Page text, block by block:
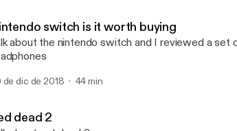
switch is it worth buying
about the nintendo switch and I reviewed a set
de dic de 2018 44 min
dead 2